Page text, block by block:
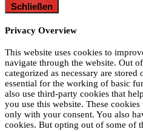
Schließen
Privacy Overview
This website uses cookies to
navigate through the website. Out
categorized as necessary are
essential for the working of basic
also use third-party cookies that
you use this website. These
only with your consent. You also
cookies. But opting out of some of